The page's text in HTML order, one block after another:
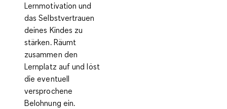
Lernmotivation und
das Selbstvertrauen
deines Kindes zu
stärken. Räumt
zusammen den
Lernplatz auf und löst
die eventuell
versprochene
Belohnung ein.